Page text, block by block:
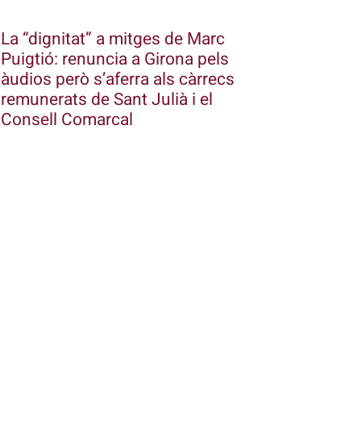
La “dignitat” a mitges de Marc
Puigtió: renuncia a Girona pels
àudios però s’aferra als càrrecs
remunerats de Sant Julià i el
Consell Comarcal